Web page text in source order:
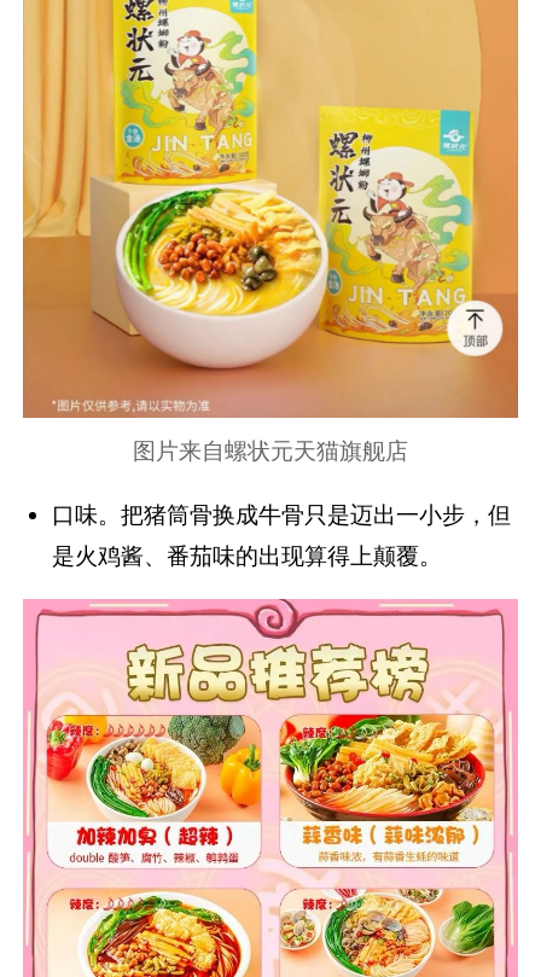
图片来自螺状元天猫旗舰店
口味。把猪筒骨换成牛骨只是迈出一小步，但
是火鸡酱、番茄味的出现算得上颠覆。